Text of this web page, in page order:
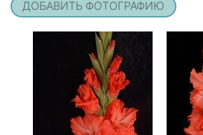
ДОБАВИТЬ ФОТОГРАФИЮ